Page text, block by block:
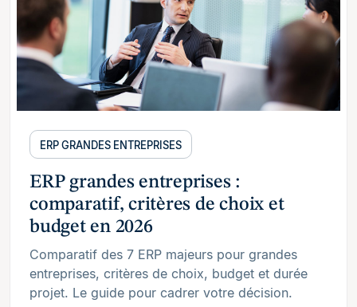
ERP GRANDES ENTREPRISES
ERP grandes entreprises :
comparatif, critères de choix et
budget en 2026
Comparatif des 7 ERP majeurs pour grandes
entreprises, critères de choix, budget et durée
projet. Le guide pour cadrer votre décision.